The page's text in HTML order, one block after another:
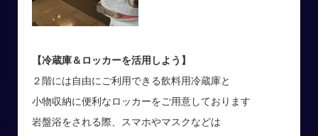
【冷蔵庫＆ロッカーを活用しよう】
２階には自由にご利用できる飲料用冷蔵庫と
小物収納に便利なロッカーをご用意しております
岩盤浴をされる際、スマホやマスクなどは